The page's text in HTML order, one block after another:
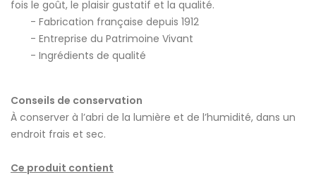
fois le goût, le plaisir gustatif et la qualité.
Fabrication française depuis 1912
Entreprise du Patrimoine Vivant
Ingrédients de qualité
Conseils de conservation
À conserver à l’abri de la lumière et de l’humidité, dans un
endroit frais et sec.
Ce produit contient